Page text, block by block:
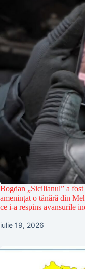
Bogdan „Sicilianul” a
amenințat o tânără din
ce i-a respins avansurile
iulie 19, 2026